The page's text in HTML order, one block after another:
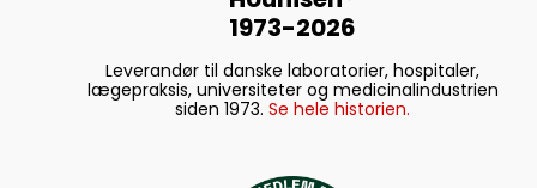
1973-2026
Leverandør til danske laboratorier, hospitaler,
lægepraksis, universiteter og medicinalindustrien
siden 1973. Se hele historien.